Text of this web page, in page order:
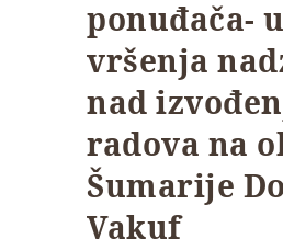
ponuđača-
vršenja
nad
radova na
Šumarije
Vakuf